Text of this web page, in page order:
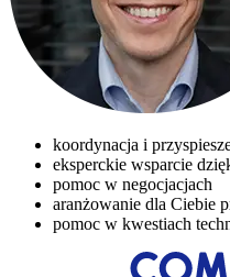
koordynacja i
eksperckie wsparcie
pomoc w negocjacjach
aranżowanie dla Ciebie
pomoc w kwestiach